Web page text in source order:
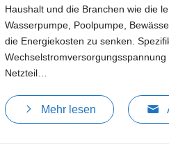
Haushalt und die Branchen wie die
Wasserpumpe, Poolpumpe,
die Energiekosten zu senken.
Netzteil…
Mehr lesen